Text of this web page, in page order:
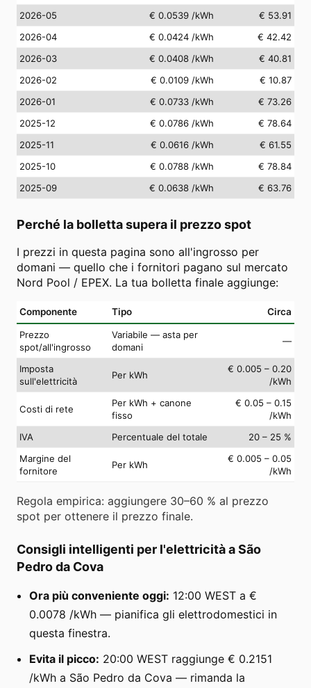
2026-05
€ 0.0539 /kWh
€ 53.91
2026-04
€ 0.0424 /kWh
€ 42.42
2026-03
€ 0.0408 /kWh
€ 40.81
2026-02
€ 0.0109 /kWh
€ 10.87
2026-01
€ 0.0733 /kWh
€ 73.26
2025-12
€ 0.0786 /kWh
€ 78.64
2025-11
€ 0.0616 /kWh
€ 61.55
2025-10
€ 0.0788 /kWh
€ 78.84
2025-09
€ 0.0638 /kWh € 63.76
Perché la bolletta supera il prezzo spot
I prezzi in questa pagina sono all'ingrosso per
domani — quello che i fornitori pagano sul mercato
Nord Pool / EPEX. La tua bolletta finale aggiunge:
Componente Tipo Circa
Prezzo
spot/all'ingrosso
Variabile — asta per
domani
—
Imposta
sull'elettricità
Per kWh
€ 0.005 – 0.20
/kWh
Costi di rete
Per kWh + canone
fisso
€ 0.05 – 0.15
/kWh
IVA
Percentuale del totale
20 – 25 %
Margine del
fornitore
Per kWh
€ 0.005 – 0.05
/kWh
Regola empirica: aggiungere 30–60 % al prezzo
spot per ottenere il prezzo finale.
Consigli intelligenti per l'elettricità a São
Pedro da Cova
Ora più conveniente oggi: 12:00 WEST a €
0.0078 /kWh — pianifica gli elettrodomestici in
questa finestra.
Evita il picco: 20:00 WEST raggiunge € 0.2151
/kWh a São Pedro da Cova — rimanda la